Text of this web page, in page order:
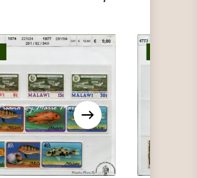
€9,00
€6,00